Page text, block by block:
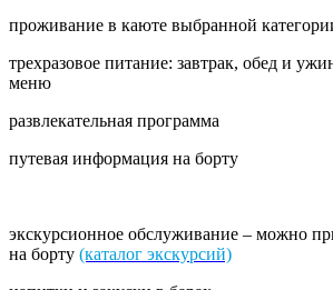
проживание в каюте выбранной
трехразовое питание: завтрак, обед и
меню
развлекательная программа
путевая информация на борту
экскурсионное обслуживание – можно
на борту (каталог экскурсий)